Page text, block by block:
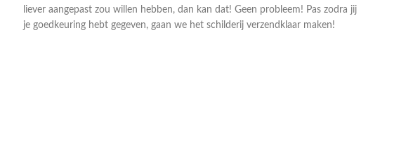
liever aangepast zou willen hebben, dan kan dat! Geen probleem! Pas zodra jij
je goedkeuring hebt gegeven, gaan we het schilderij verzendklaar maken!